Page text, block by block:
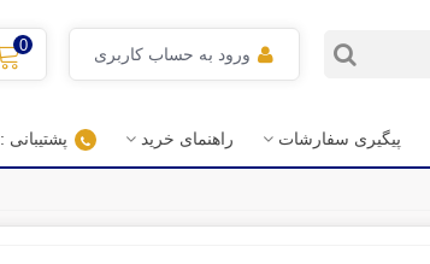
ورود به حساب کاربری
0
پیگیری سفارشات راهنمای خرید پشتیبانی : 78475 - 021